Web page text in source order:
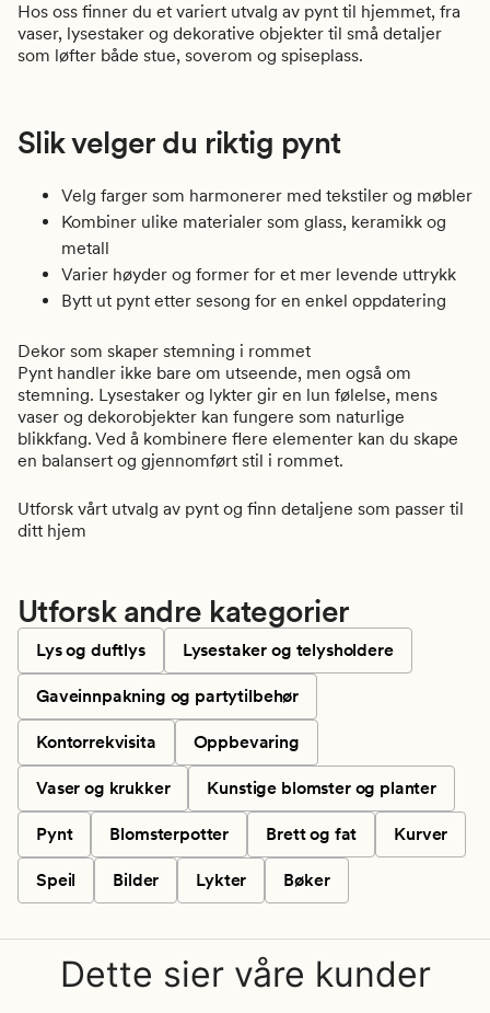
Hos oss finner du et variert utvalg av pynt til hjemmet, fra
vaser, lysestaker og dekorative objekter til små detaljer
som løfter både stue, soverom og spiseplass.
Slik velger du riktig pynt
Velg farger som harmonerer med tekstiler og møbler
Kombiner ulike materialer som glass, keramikk og
metall
Varier høyder og former for et mer levende uttrykk
Bytt ut pynt etter sesong for en enkel oppdatering
Dekor som skaper stemning i rommet
Pynt handler ikke bare om utseende, men også om
stemning. Lysestaker og lykter gir en lun følelse, mens
vaser og dekorobjekter kan fungere som naturlige
blikkfang. Ved å kombinere flere elementer kan du skape
en balansert og gjennomført stil i rommet.
Utforsk vårt utvalg av pynt og finn detaljene som passer til
ditt hjem
Utforsk andre kategorier
Lys og duftlys Lysestaker og telysholdere
Gaveinnpakning og partytilbehør
Kontorrekvisita Oppbevaring
Vaser og krukker Kunstige blomster og planter
Pynt Blomsterpotter Brett og fat Kurver
Speil Bilder Lykter Bøker
Dette sier våre kunder